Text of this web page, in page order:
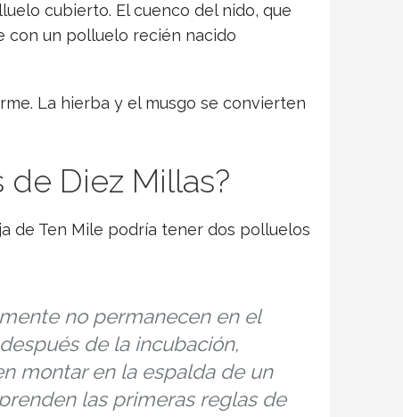
cubierto. El cuenco del nido, que
con un polluelo recién nacido
La hierba y el musgo se convierten
Diez Millas?
de Ten Mile podría tener dos polluelos
no permanecen en el
de la incubación,
montar en la espalda de un
las primeras reglas de